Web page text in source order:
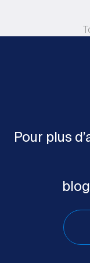
Pour plus